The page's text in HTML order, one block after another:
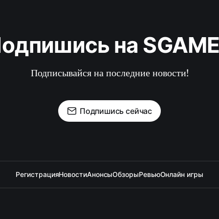
на
Подписывайся на последние новости!
Подпишись сейчас
РегистрацияНовостиАнонсыОбзорыРевьюОнлайн игры